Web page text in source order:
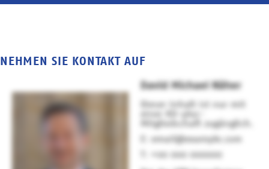
NEHMEN SIE KONTAKT AUF
David Michael Näher
Dieser Inhalt ist nur mit
einer KD-plus-
Mitgliedschaft zugänglich.
email@example.com
+00 000 000000